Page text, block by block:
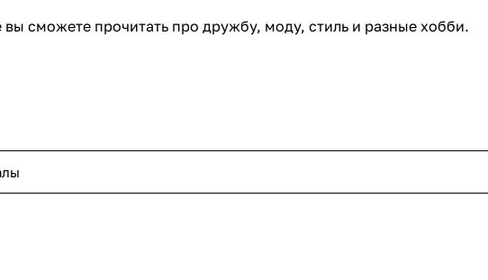
сможете прочитать про дружбу, моду, стиль и разные хобби.